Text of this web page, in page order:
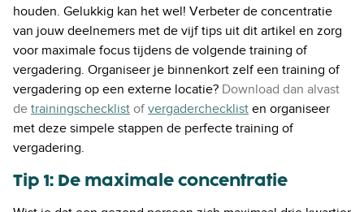
houden. Gelukkig kan het wel! Verbeter de concentratie
van jouw deelnemers met de vijf tips uit dit artikel en zorg
voor maximale focus tijdens de volgende training of
vergadering. Organiseer je binnenkort zelf een training of
vergadering op een externe locatie? Download dan alvast
de trainingschecklist of vergaderchecklist en organiseer
met deze simpele stappen de perfecte training of
vergadering.
Tip 1: De maximale concentratie